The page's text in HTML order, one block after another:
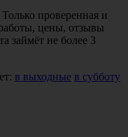
проверенная и
цены, отзывы
займёт не более 3
в выходные в субботу